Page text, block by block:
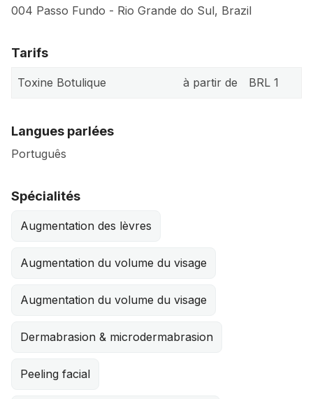
004 Passo Fundo - Rio Grande do Sul, Brazil
Tarifs
Toxine Botulique à partir de BRL 1
Langues parlées
Português
Spécialités
Augmentation des lèvres
Augmentation du volume du visage
Augmentation du volume du visage
Dermabrasion & microdermabrasion
Peeling facial